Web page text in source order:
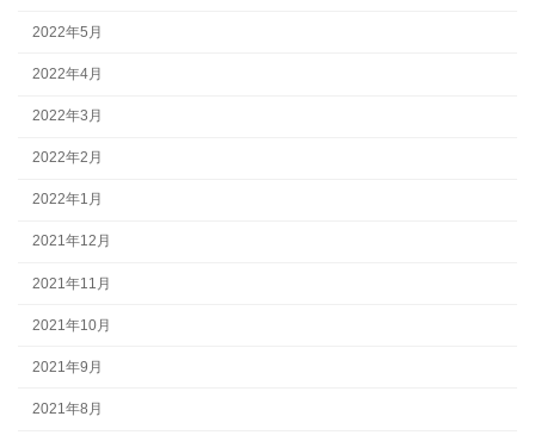
2022年5月
2022年4月
2022年3月
2022年2月
2022年1月
2021年12月
2021年11月
2021年10月
2021年9月
2021年8月